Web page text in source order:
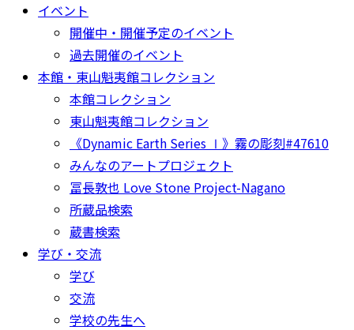
イベント
開催中・開催予定のイベント
過去開催のイベント
本館・東山魁夷館コレクション
本館コレクション
東山魁夷館コレクション
《Dynamic Earth Series Ⅰ》霧の彫刻#47610
みんなのアートプロジェクト
冨長敦也 Love Stone Project-Nagano
所蔵品検索
蔵書検索
学び・交流
学び
交流
学校の先生へ